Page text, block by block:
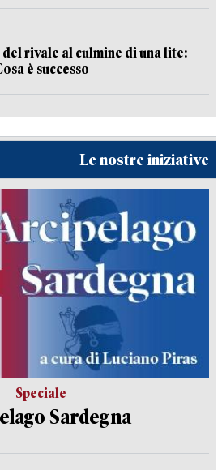
del rivale al culmine di una lite:
è successo
Le nostre iniziative
Speciale
Sardegna